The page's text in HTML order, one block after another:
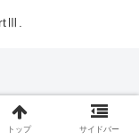
トップ サイドバー